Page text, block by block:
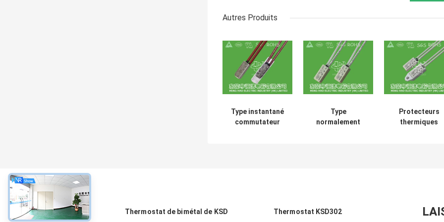
Autres Produits
Type instantané
commutateur
Type
normalement
Protecteurs
thermiques
À propos Thermostat de bimétal de KSD Thermostat KSD302